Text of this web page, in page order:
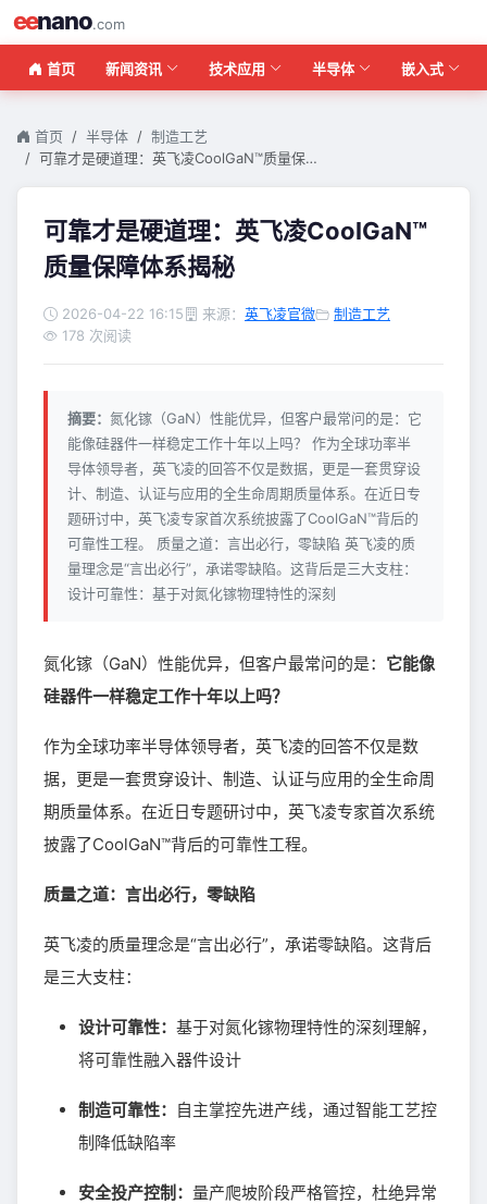
eenano.com
首页 新闻资讯 技术应用 半导体 嵌入式
首页 半导体
制造工艺
可靠才是硬道理：英飞凌CoolGaN™质量保…
可靠才是硬道理：英飞凌CoolGaN™
质量保障体系揭秘
2026-04-22 16:15 来源： 英飞凌官微
制造工艺
178 次阅读
摘要： 氮化镓（GaN）性能优异，但客户最常问的是：它
能像硅器件一样稳定工作十年以上吗？ 作为全球功率半
导体领导者，英飞凌的回答不仅是数据，更是一套贯穿设
计、制造、认证与应用的全生命周期质量体系。在近日专
题研讨中，英飞凌专家首次系统披露了CoolGaN™背后的
可靠性工程。 质量之道：言出必行，零缺陷 英飞凌的质
量理念是“言出必行”，承诺零缺陷。这背后是三大支柱：
设计可靠性：基于对氮化镓物理特性的深刻
氮化镓（GaN）性能优异，但客户最常问的是： 它能像
硅器件一样稳定工作十年以上吗？
作为全球功率半导体领导者，英飞凌的回答不仅是数
据，更是一套贯穿设计、制造、认证与应用的全生命周
期质量体系。在近日专题研讨中，英飞凌专家首次系统
披露了CoolGaN™背后的可靠性工程。
质量之道：言出必行，零缺陷
英飞凌的质量理念是“言出必行”，承诺零缺陷。这背后
是三大支柱：
设计可靠性： 基于对氮化镓物理特性的深刻理解，
将可靠性融入器件设计
制造可靠性： 自主掌控先进产线，通过智能工艺控
制降低缺陷率
安全投产控制： 量产爬坡阶段严格管控，杜绝异常